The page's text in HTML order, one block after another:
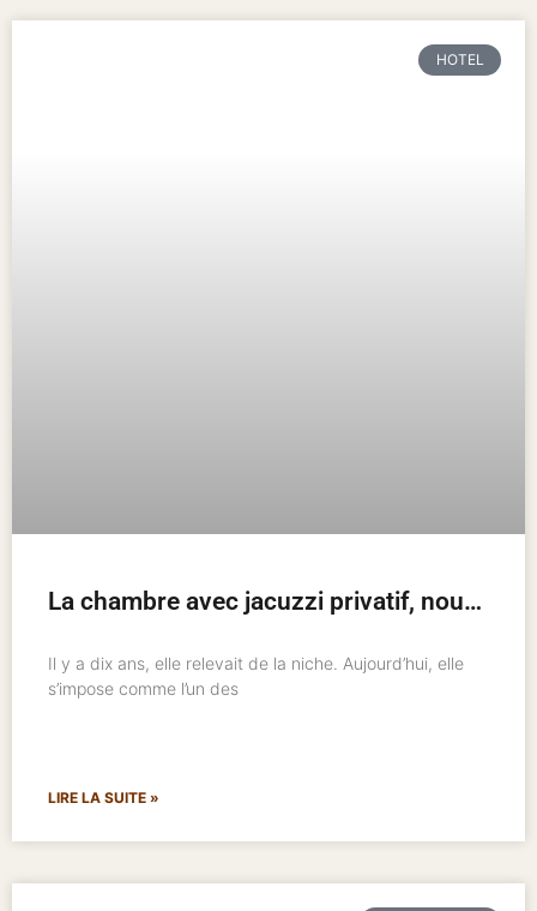
HOTEL
La chambre avec jacuzzi privatif, nouveau standard de l’hôtellerie romantique
Il y a dix ans, elle relevait de la niche. Aujourd’hui, elle
s’impose comme l’un des
LIRE LA SUITE »